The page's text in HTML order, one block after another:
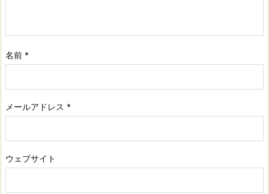
名前 *
メールアドレス *
ウェブサイト